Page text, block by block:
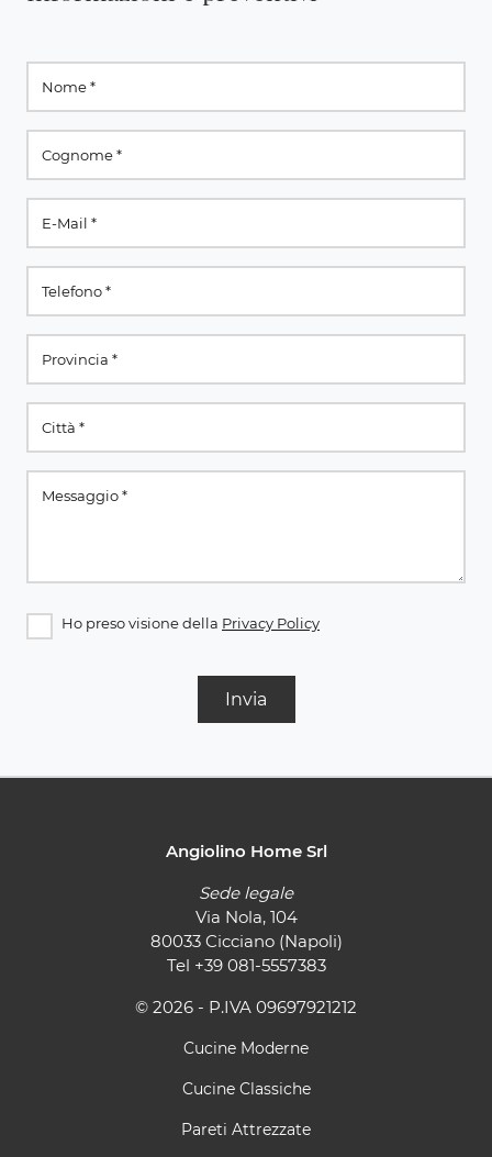
Ho preso visione della Privacy Policy
Invia
Angiolino Home Srl
Sede legale
Via Nola, 104
80033 Cicciano (Napoli)
Tel +39 081-5557383
© 2026 - P.IVA 09697921212
Cucine Moderne
Cucine Classiche
Pareti Attrezzate